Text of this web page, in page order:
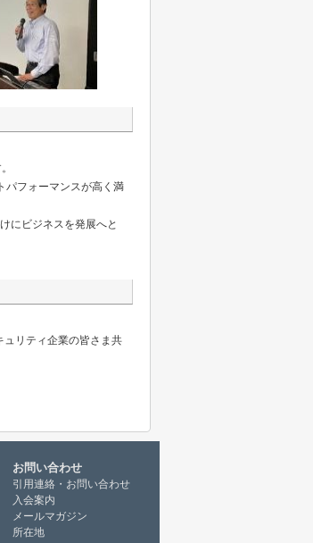
パフォーマンスが高く満
にビジネスを発展へと
リティ企業の皆さま共
お問い合わせ
引用連絡・お問い合わせ
入会案内
メールマガジン
所在地